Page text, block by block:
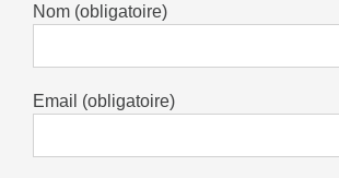
Nom (obligatoire)
Email (obligatoire)